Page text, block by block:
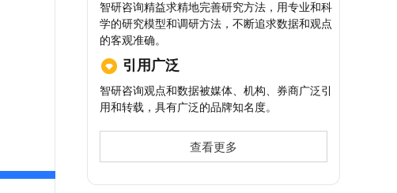
智研咨询精益求精地完善研究方法，用专业和科
学的研究模型和调研方法，不断追求数据和观点
的客观准确。
引用广泛
智研咨询观点和数据被媒体、机构、券商广泛引
用和转载，具有广泛的品牌知名度。
查看更多